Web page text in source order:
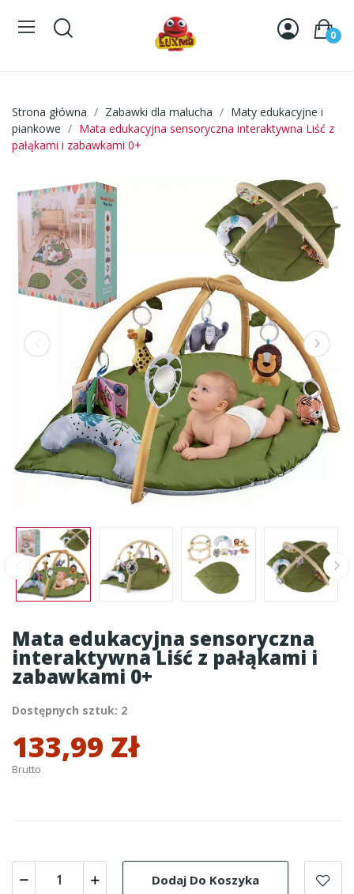
0
Strona główna Zabawki dla malucha
Maty edukacyjne i
piankowe
Mata edukacyjna sensoryczna interaktywna Liść z
pałąkami i zabawkami 0+
Mata edukacyjna sensoryczna
interaktywna Liść z pałąkami i
zabawkami 0+
Dostępnych sztuk: 2
133,99 Zł
Brutto
Dodaj Do Koszyka